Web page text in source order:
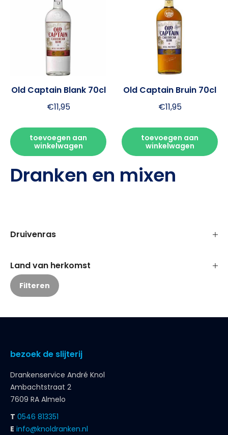
Old Captain Blank 70cl
€11,95
toevoegen aan
winkelwagen
Old Captain Bruin 70cl
€11,95
toevoegen aan
winkelwagen
Dranken en mixen
Druivenras
Land van herkomst
Filteren
bezoek de slijterij
Drankenservice André Knol
Ambachtstraat 2
7609 RA Almelo
T 0546 813351
E info@knoldranken.nl